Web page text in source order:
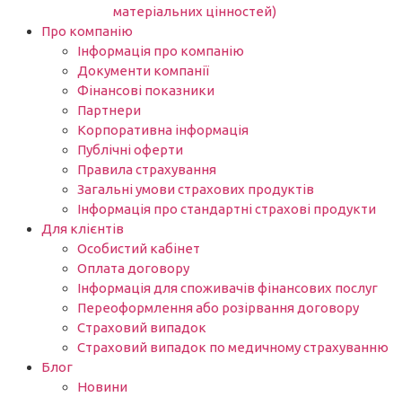
матеріальних цінностей)
Про компанію
Інформація про компанію
Документи компанії
Фінансові показники
Партнери​
Корпоративна інформація
Публічні оферти
Правила страхування
Загальні умови страхових продуктів
Інформація про стандартні страхові продукти
Для клієнтів
Особистий кабінет
Оплата договору
Інформація для споживачів фінансових послуг
Переоформлення або розірвання договору
Страховий випадок
Страховий випадок по медичному страхуванню
Блог
Новини